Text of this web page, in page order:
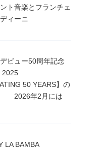
ト音楽とフランチェ
ィーニ
ビュー50周年記念
2025
50 YEARS】の
2026年2月には
LA BAMBA